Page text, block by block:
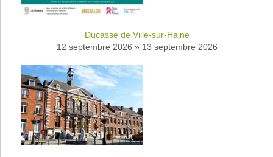
Ducasse de Ville-sur-Haine
12 septembre 2026 » 13 septembre 2026